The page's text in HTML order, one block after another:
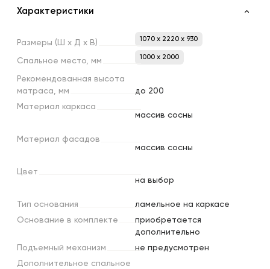
Характеристики
Размеры (Ш х Д х В) 1070 x 2220 x 930
Спальное место, мм 1000 х 2000
Рекомендованная высота
матраса, мм
до 200
Материал каркаса
массив сосны
Материал фасадов
массив сосны
Цвет
на выбор
Тип основания
ламельное на каркасе
Основание в комплекте
приобретается
дополнительно
Подъемный механизм
не предусмотрен
Дополнительное спальное